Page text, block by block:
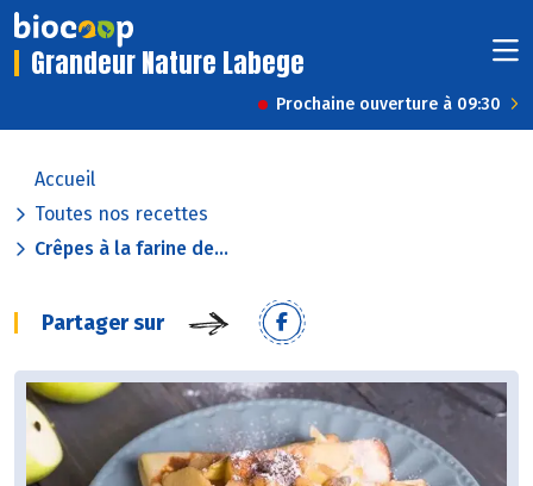
Grandeur Nature Labege
Prochaine ouverture à 09:30
Accueil
Toutes nos recettes
Crêpes à la farine de...
Partager sur